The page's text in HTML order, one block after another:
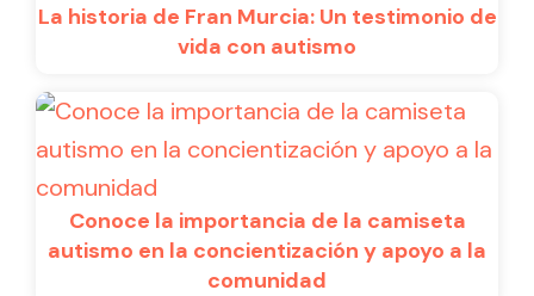
La historia de Fran Murcia: Un testimonio de
vida con autismo
Conoce la importancia de la camiseta
autismo en la concientización y apoyo a la
comunidad